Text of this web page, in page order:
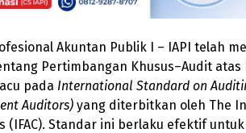
Akuntan Publik I – IAPI telah
Pertimbangan Khusus–Audit atas
pada International Standard on
Auditors) yang diterbitkan oleh The
Standar ini berlaku efektif